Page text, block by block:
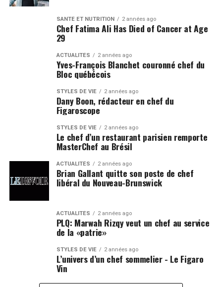
SANTÉ ET NUTRITION 2 années ago
Chef Fatima Ali Has Died of Cancer at Age
29
ACTUALITÉS 2 années ago
Yves-François Blanchet couronné chef du
Bloc québécois
STYLES DE VIE 2 années ago
Dany Boon, rédacteur en chef du
Figaroscope
STYLES DE VIE 2 années ago
Le chef d’un restaurant parisien remporte
MasterChef au Brésil
ACTUALITÉS 2 années ago
Brian Gallant quitte son poste de chef
libéral du Nouveau-Brunswick
ACTUALITÉS 2 années ago
PLQ: Marwah Rizqy veut un chef au service
de la «patrie»
STYLES DE VIE 2 années ago
L’univers d’un chef sommelier - Le Figaro
Vin